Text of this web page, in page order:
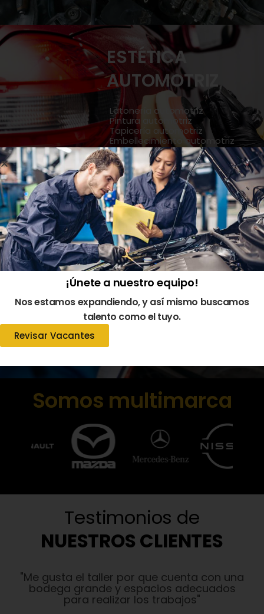
ESTÉTICA
AUTOMOTRIZ
Latonería automotriz
Pintura automotriz
Tapicería automotriz
Embellecimiento automotriz
Conoce Más
SERVICIO DE
PERITAJE
Estado sistema de motor
Estado sistema de refrigeración
Estado sistema de dirección
Estado sistema eléctrico
Conoce Más
Somos multimarca
Testimonios de
NUESTROS CLIENTES
"Me gusta el taller por que cuenta con una
bodega grande y espacios adecuados
para realizar los trabajos"
¡Únete a nuestro equipo!
Nos estamos expandiendo, y así mismo buscamos
talento como el tuyo.
Revisar Vacantes